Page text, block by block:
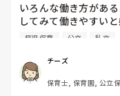
いろんな働き方があ
してみて働きやすい
公立・認可・企業・
理由もあわせて聞か
病児保育 公立 私立
チーズ
保育士, 保育園, 公立